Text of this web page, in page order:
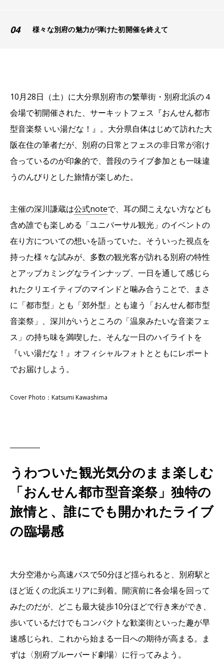
04 様々な別府の魅力が弾けた初開催を終えて
10月28日（土）に大分県別府市の繁華街・別府北浜の４
会場で初開催された、サーキットフェス『おんせん都市
型音楽祭 いい湯だな！』。大分県自体はじめて訪れた大
阪在住の筆者だが、別府の日常とフェスの非日常が溶け
合っているのが印象的で、普段のライブ参加とも一味違
うのんびりとした旅情が楽しめた。
主催の深川謙蔵は公式noteで、耳の聞こえない方なども
含め誰でも楽しめる「ユニバーサル観光」のイベントの
在り方についての想いを語っていた。そういった視点を
持った様々な試みが、多数の観光客が訪れる別府の特性
とアップカミングなラインナップ、一日を通して感じら
れたクリエイティブのマインドと噛み合うことで、まさ
に「都市型」とも「郊外型」とも違う「おんせん都市型
音楽祭」、深川がいうところの「温泉みたいな音楽フェ
ス」の持ち味を満喫した。そんな一日のハイライトを
『いい湯だな！』オフィシャルフォトとともにレポート
でお届けしよう。
Cover Photo：Katsumi Kawashima
うわついた観光気分のまま楽しむ
「おんせん都市型音楽祭」独特の
旅情と、誰にでも開かれたライブ
の臨場感
大分空港から高速バスで50分ほど揺られると、別府駅と
ほど近くの北浜エリアに到着。開演前に各会場を回って
みたのだが、どこも最大徒歩10分ほどで行き来ができ、
歩いているだけでもコンパクトな歓楽街といった趣が早
速感じられ、これから始まる一日への期待が高まる。ま
ずは〈別府ブルーバード劇場〉に行ってみよう。